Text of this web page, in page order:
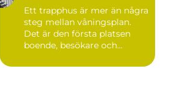
Ett trapphus är mer än några
steg mellan våningsplan.
Det är den första platsen
boende, besökare och...